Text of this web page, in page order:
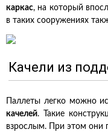
каркас, на который
в таких сооружениях
Качели из
Паллеты легко можно
качелей. Такие
взрослым. При этом они